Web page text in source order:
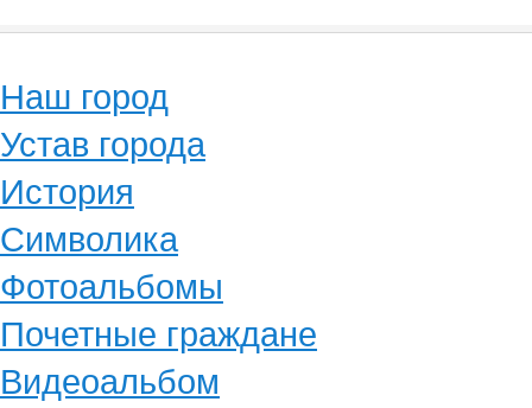
Наш город
Устав города
История
Символика
Фотоальбомы
Почетные граждане
Видеоальбом